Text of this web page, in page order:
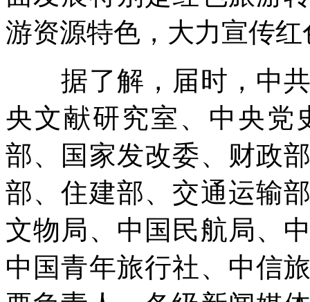
游资源特色，大力宣传
据了解，届时，中共
央文献研究室、中央党
部、国家发改委、财政
部、住建部、交通运输
文物局、中国民航局、
中国青年旅行社、中信